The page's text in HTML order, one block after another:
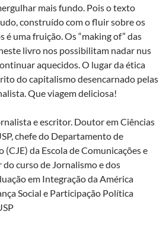
mais fundo. Pois o texto
construído com o fluir sobre os
é uma fruição. Os “making of” das
livro nos possibilitam nadar nus
aquecidos. O lugar da ética
do capitalismo desencarnado pelas
Que viagem deliciosa!
e escritor. Doutor em Ciências
chefe do Departamento de
(CJE) da Escola de Comunicações e
do curso de Jornalismo e dos
em Integração da América
Social e Participação Política